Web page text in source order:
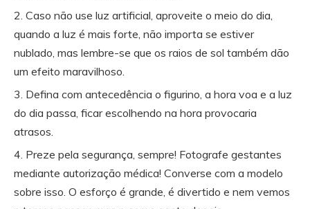
Caso não use luz artificial, aproveite o meio do dia,
quando a luz é mais forte, não importa se estiver
nublado, mas lembre-se que os raios de sol também dão
um efeito maravilhoso.
Defina com antecedência o figurino, a hora voa e a luz
do dia passa, ficar escolhendo na hora provocaria
atrasos.
Preze pela segurança, sempre! Fotografe gestantes
mediante autorização médica! Converse com a modelo
sobre isso. O esforço é grande, é divertido e nem vemos